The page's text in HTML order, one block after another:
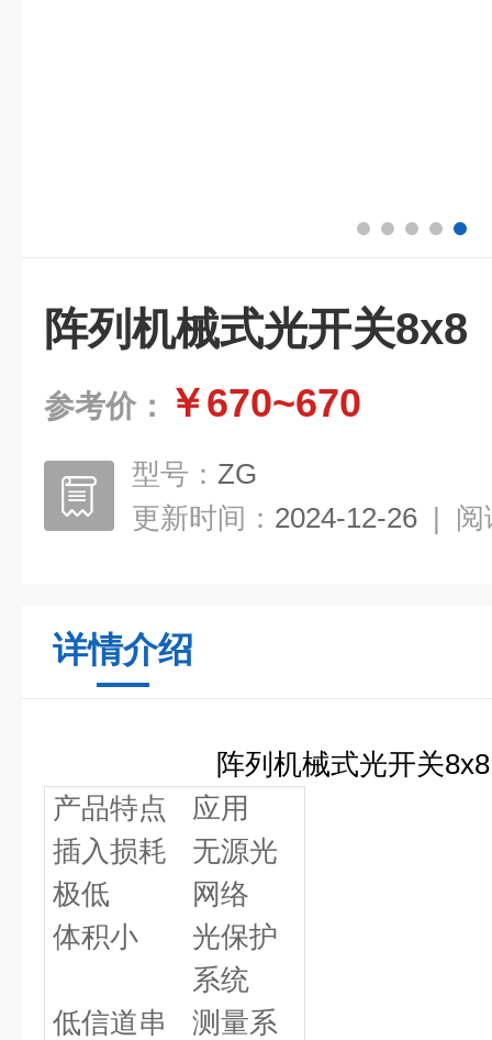
阵列机械式光开关8x8
参考价： ￥670~670
型号： ZG
更新时间： 2024-12-26 | 阅
详情介绍
阵列机械式光开关8x8
产品特点
应用
插入损耗
极低
无源光
网络
体积小
光保护
系统
低信道串
测量系